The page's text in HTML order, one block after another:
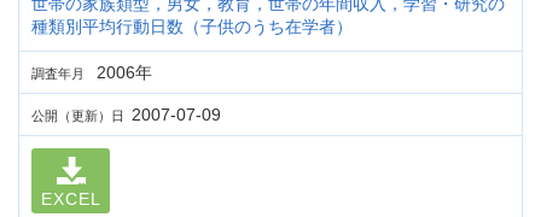
世帯の家族類型，男女，教育，世帯の年間収入，学習・研究の
種類別平均行動日数（子供のうち在学者）
調査年月 2006年
公開（更新）日 2007-07-09
EXCEL